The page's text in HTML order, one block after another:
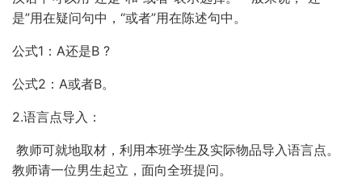
是”用在疑问句中，“或者”用在陈述句中。
公式1：A还是B ?
公式2：A或者B。
2.语言点导入：
教师可就地取材，利用本班学生及实际物品导入语言点。
教师请一位男生起立，面向全班提问。